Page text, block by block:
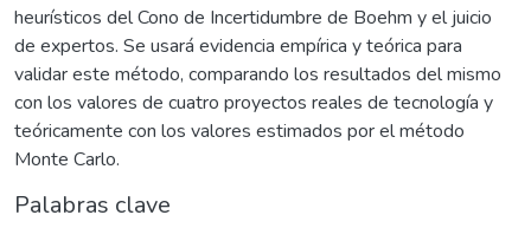
heurísticos del Cono de Incertidumbre de Boehm y el juicio
de expertos. Se usará evidencia empírica y teórica para
validar este método, comparando los resultados del mismo
con los valores de cuatro proyectos reales de tecnología y
teóricamente con los valores estimados por el método
Monte Carlo.
Palabras clave